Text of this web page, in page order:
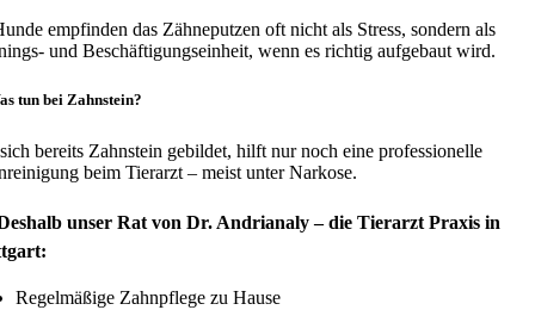
empfinden das Zähneputzen oft nicht als Stress, sondern als
und Beschäftigungseinheit, wenn es richtig aufgebaut wird.
tun bei Zahnstein?
bereits Zahnstein gebildet, hilft nur noch eine professionelle
beim Tierarzt – meist unter Narkose.
unser Rat von Dr. Andrianaly – die Tierarzt Praxis in
Regelmäßige Zahnpflege zu Hause